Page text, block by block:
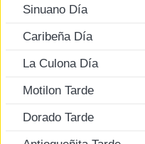
Sinuano Día
Caribeña Día
La Culona Día
Motilon Tarde
Dorado Tarde